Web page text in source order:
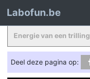
Labofun.be
Energie van een trilling
Deel deze pagina op: